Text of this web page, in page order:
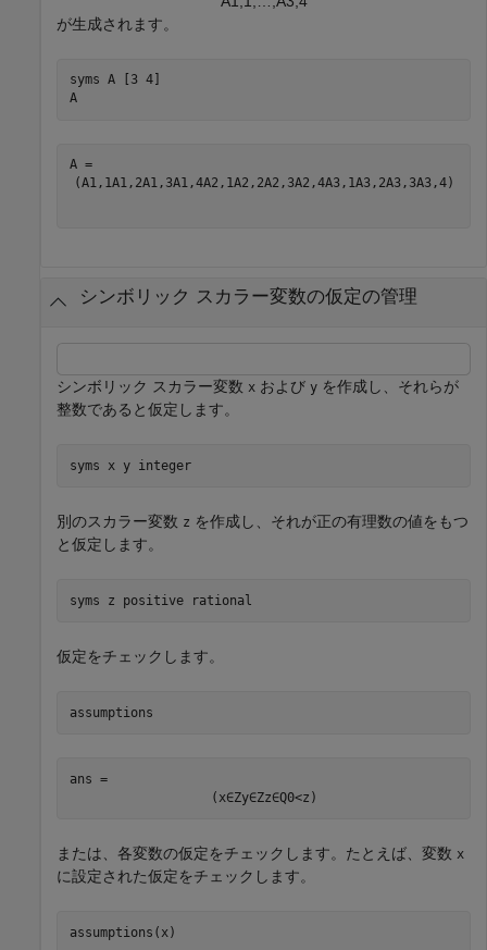
が生成されます。
syms A
[3 4]
A
(A1, 1A1, 2A1, 3A1,4A2 , 1A2 , 2A2 , 3A2 ,4A3, 1A3, 2A3, 3A3,4)
シンボリック スカラー変数の仮定の管理
シンボリック スカラー変数 x および y を作成し、それらが
整数であると仮定します。
syms x y integer
別のスカラー変数 z を作成し、それが正の有理数の値をもつ
と仮定します。
syms z positive rational
仮定をチェックします。
assumptions
ans =
( x∈Zy∈Zz∈Q0<z )
または、各変数の仮定をチェックします。たとえば、変数 x
に設定された仮定をチェックします。
assumptions(x)